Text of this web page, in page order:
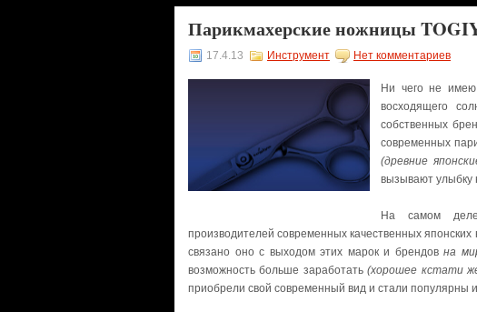
Парикмахерские ножницы
17.4.13 Инструмент Нет комментариев
Ни чего не
восходящего
собственных
современных
(древние
вызывают улыбку
На самом
производителей современных качественных
связано оно с выходом этих марок и брендовна
возможность больше заработать(хорошее кстати
приобрели свой современный вид и стали